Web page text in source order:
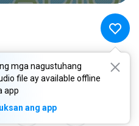
mga nagustuhang
file ay available offline
app
ang app
www.bladi8.ma